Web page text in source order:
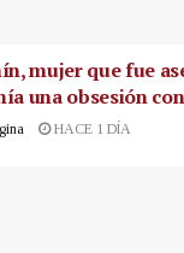
mujer que fue
una obsesión
HACE 1 DÍA